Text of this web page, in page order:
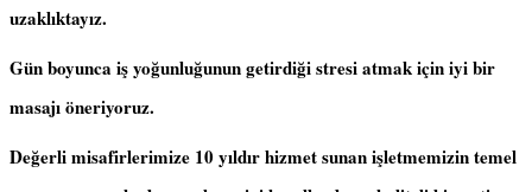
uzaklıktayız.
Gün boyunca iş yoğunluğunun getirdiği stresi atmak için iyi bir
masajı öneriyoruz.
Değerli misafirlerimize 10 yıldır hizmet sunan işletmemizin temel